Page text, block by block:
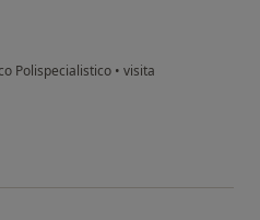
Polispecialistico • visita